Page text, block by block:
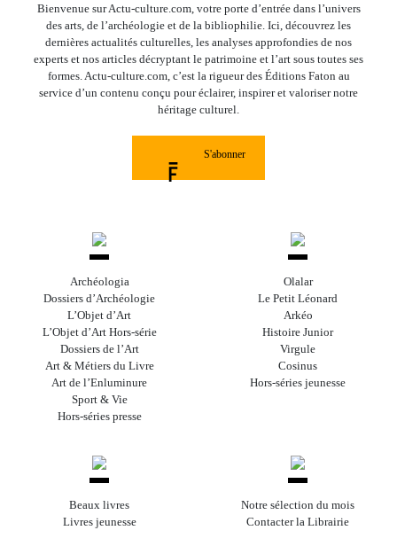
Bienvenue sur Actu-culture.com, votre porte d’entrée dans l’univers
des arts, de l’archéologie et de la bibliophilie. Ici, découvrez les
dernières actualités culturelles, les analyses approfondies de nos
experts et nos articles décryptant le patrimoine et l’art sous toutes ses
formes. Actu-culture.com, c’est la rigueur des Éditions Faton au
service d’un contenu conçu pour éclairer, inspirer et valoriser notre
héritage culturel.
S'abonner
Archéologia
Dossiers d’Archéologie
L’Objet d’Art
L’Objet d’Art Hors-série
Dossiers de l’Art
Art & Métiers du Livre
Art de l’Enluminure
Sport & Vie
Hors-séries presse
Olalar
Le Petit Léonard
Arkéo
Histoire Junior
Virgule
Cosinus
Hors-séries jeunesse
Beaux livres
Livres jeunesse
Notre sélection du mois
Contacter la Librairie